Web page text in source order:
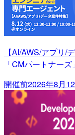
【AI/AWS/アプリ/
「CMパートナー
開催前2026年8月